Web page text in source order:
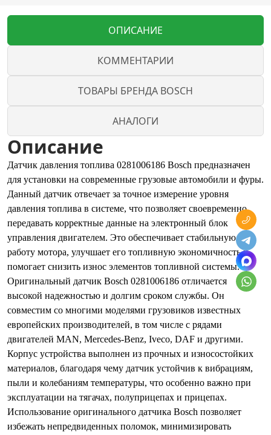
ОПИСАНИЕ
КОММЕНТАРИИ
ТОВАРЫ БРЕНДА BOSCH
АНАЛОГИ
Описание
Датчик давления топлива 0281006186 Bosch предназначен
для установки на современные грузовые автомобили и фуры.
Данный датчик отвечает за точное измерение уровня
давления топлива в системе, что позволяет своевременно
передавать корректные данные на электронный блок
управления двигателем. Это обеспечивает стабильную
работу мотора, улучшает его топливную экономичность и
помогает снизить износ элементов топливной системы.
Оригинальный датчик Bosch 0281006186 отличается
высокой надежностью и долгим сроком службы. Он
совместим со многими моделями грузовиков известных
европейских производителей, в том числе с рядами
двигателей MAN, Mercedes-Benz, Iveco, DAF и другими.
Корпус устройства выполнен из прочных и износостойких
материалов, благодаря чему датчик устойчив к вибрациям,
пыли и колебаниям температуры, что особенно важно при
эксплуатации на тягачах, полуприцепах и прицепах.
Использование оригинального датчика Bosch позволяет
избежать непредвиденных поломок, минимизировать